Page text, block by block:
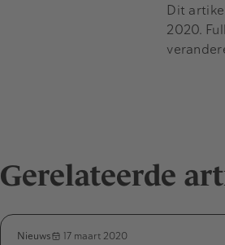
Dit
2020.
Gerelateerde
Nieuws 17 maart 2020